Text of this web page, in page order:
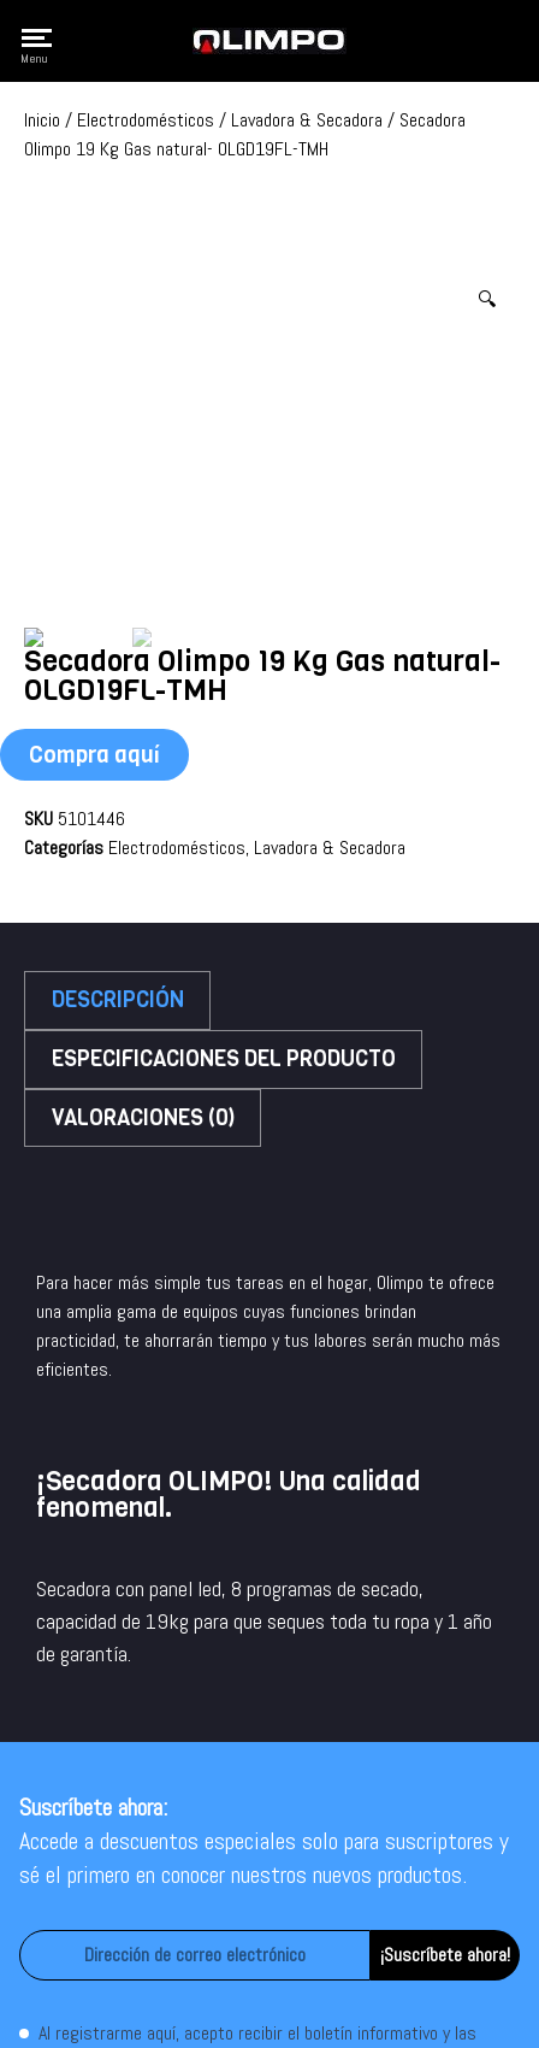
Olimpo
Menu
Inicio / Electrodomésticos / Lavadora & Secadora / Secadora
Olimpo 19 Kg Gas natural- OLGD19FL-TMH
🔍
Secadora Olimpo 19 Kg Gas natural-
OLGD19FL-TMH
Compra aquí
SKU 5101446
Categorías Electrodomésticos, Lavadora & Secadora
DESCRIPCIÓN
ESPECIFICACIONES DEL PRODUCTO
VALORACIONES (0)
Para hacer más simple tus tareas en el hogar, Olimpo te ofrece
una amplia gama de equipos cuyas funciones brindan
practicidad, te ahorrarán tiempo y tus labores serán mucho más
eficientes.
¡Secadora OLIMPO! Una calidad
fenomenal.
Secadora con panel led, 8 programas de secado,
capacidad de 19kg para que seques toda tu ropa y 1 año
de garantía.
Suscríbete ahora:
Accede a descuentos especiales solo para suscriptores y
sé el primero en conocer nuestros nuevos productos.
¡Suscríbete ahora!
Al registrarme aquí, acepto recibir el boletín informativo y las